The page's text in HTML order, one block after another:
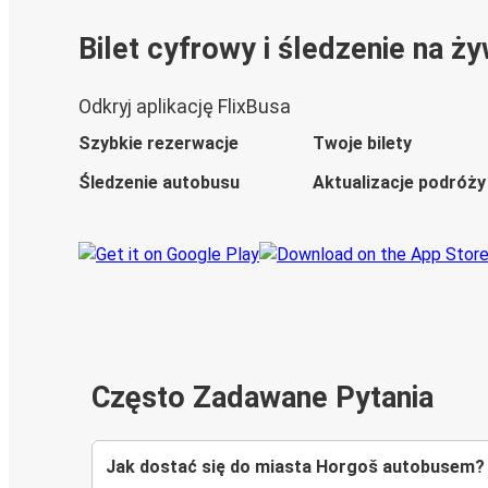
Bilet cyfrowy i śledzenie na
Odkryj aplikację FlixBusa
Szybkie rezerwacje
Twoje bilety
Śledzenie autobusu
Aktualizacje podróży
Często Zadawane Pytania
Jak dostać się do miasta Horgoš autobusem?